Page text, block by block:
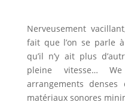
Nerveusement
fait que l’on se parle
qu’il n’y ait plus
pleine vitesse…
arrangements
matériaux sonores